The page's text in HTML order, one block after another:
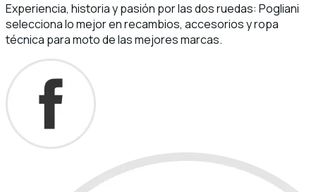
Experiencia, historia y pasión por las dos ruedas: Pogliani
selecciona lo mejor en recambios, accesorios y ropa
técnica para moto de las mejores marcas.